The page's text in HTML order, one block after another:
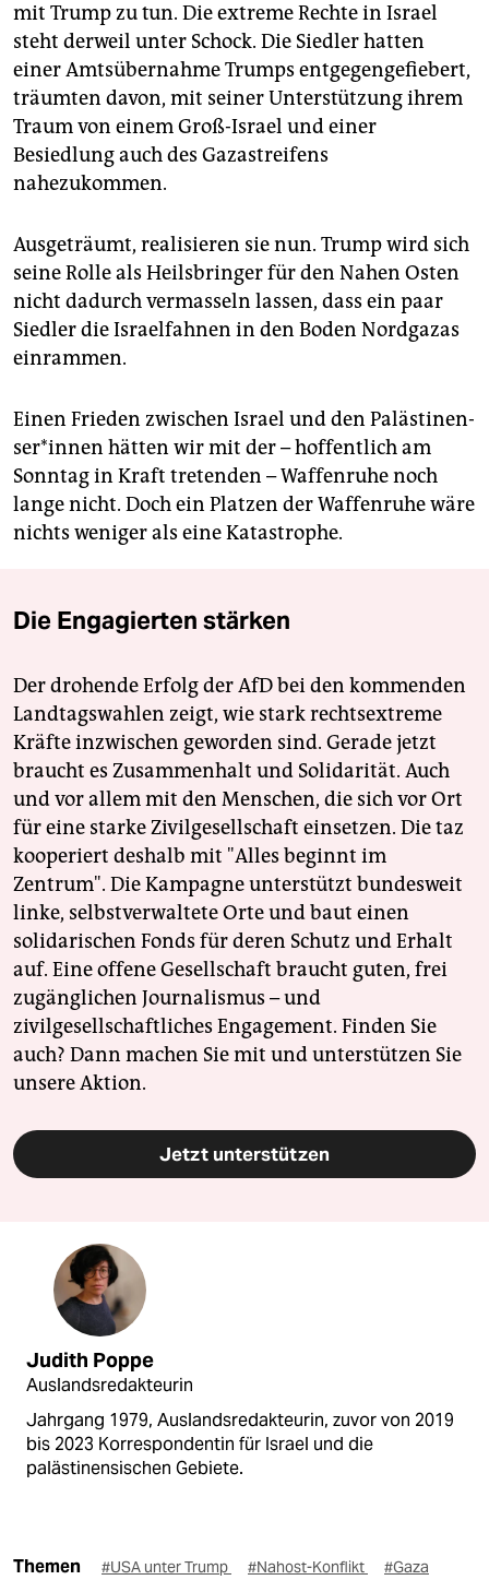
mit Trump zu tun. Die extreme Rechte in Israel
steht derweil unter Schock. Die Siedler hatten
einer Amtsübernahme Trumps entgegengefiebert,
träumten davon, mit seiner Unterstützung ihrem
Traum von einem Groß-Israel und einer
Besiedlung auch des Gazastreifens
nahezukommen.
Ausgeträumt, realisieren sie nun. Trump wird sich
seine Rolle als Heilsbringer für den Nahen Osten
nicht dadurch vermasseln lassen, dass ein paar
Siedler die Israelfahnen in den Boden Nordgazas
einrammen.
Einen Frieden zwischen Israel und den Pa­läs­ti­nen­
se­r*in­nen hätten wir mit der – hoffentlich am
Sonntag in Kraft tretenden – Waffenruhe noch
lange nicht. Doch ein Platzen der Waffenruhe wäre
nichts weniger als eine Katastrophe.
Die Engagierten stärken
Der drohende Erfolg der AfD bei den kommenden
Landtagswahlen zeigt, wie stark rechtsextreme
Kräfte inzwischen geworden sind. Gerade jetzt
braucht es Zusammenhalt und Solidarität. Auch
und vor allem mit den Menschen, die sich vor Ort
für eine starke Zivilgesellschaft einsetzen. Die taz
kooperiert deshalb mit "Alles beginnt im
Zentrum". Die Kampagne unterstützt bundesweit
linke, selbstverwaltete Orte und baut einen
solidarischen Fonds für deren Schutz und Erhalt
auf. Eine offene Gesellschaft braucht guten, frei
zugänglichen Journalismus – und
zivilgesellschaftliches Engagement. Finden Sie
auch? Dann machen Sie mit und unterstützen Sie
unsere Aktion.
Jetzt unterstützen
Judith Poppe
Auslandsredakteurin
Jahrgang 1979, Auslandsredakteurin, zuvor von 2019
bis 2023 Korrespondentin für Israel und die
palästinensischen Gebiete.
Themen #USA unter Trump #Nahost-Konflikt #Gaza